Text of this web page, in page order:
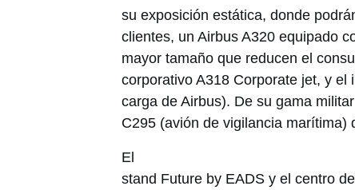
su exposición estática, donde
clientes, un Airbus A320 equipado
mayor tamaño que reducen el
corporativo A318 Corporate jet, y
carga de Airbus). De su gama
C295 (avión de vigilancia marítima)
El
stand Future by EADS y el centro